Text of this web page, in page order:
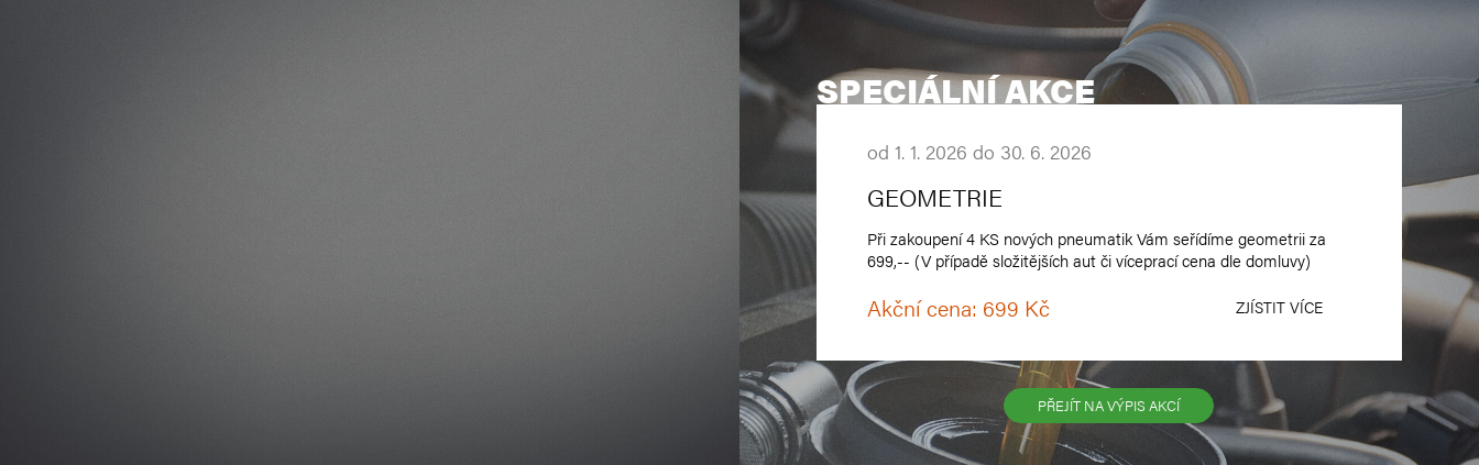
SPECIÁLNÍ AKCE
od 1. 1. 2026 do 30. 6. 2026
GEOMETRIE
Při zakoupení 4 KS nových pneumatik Vám seřídíme geometrii za
699,-- (V případě složitějších aut či víceprací cena dle domluvy)
Akční cena: 699 Kč ZJÍSTIT VÍCE
PŘEJÍT NA VÝPIS AKCÍ